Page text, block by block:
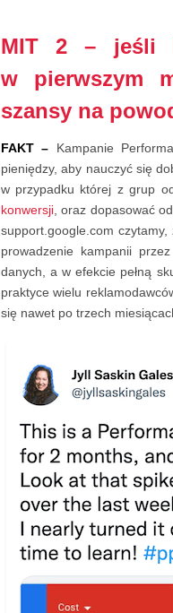
MIT 2 – jeśli
w pierwszym
szansy na
FAKT – Kampanie
pieniędzy, aby nauczyć się
w przypadku której z grup
konwersji, oraz dopasować
support.google.com
prowadzenie kampanii
danych, a w efekcie pełną
praktyce wielu
się nawet po trzech